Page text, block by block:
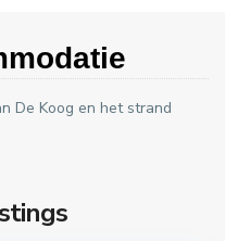
De Koog en het strand